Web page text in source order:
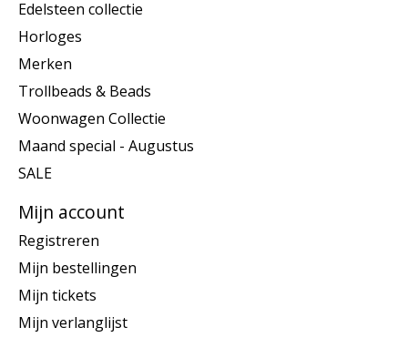
Edelsteen collectie
Horloges
Merken
Trollbeads & Beads
Woonwagen Collectie
Maand special - Augustus
SALE
Mijn account
Registreren
Mijn bestellingen
Mijn tickets
Mijn verlanglijst